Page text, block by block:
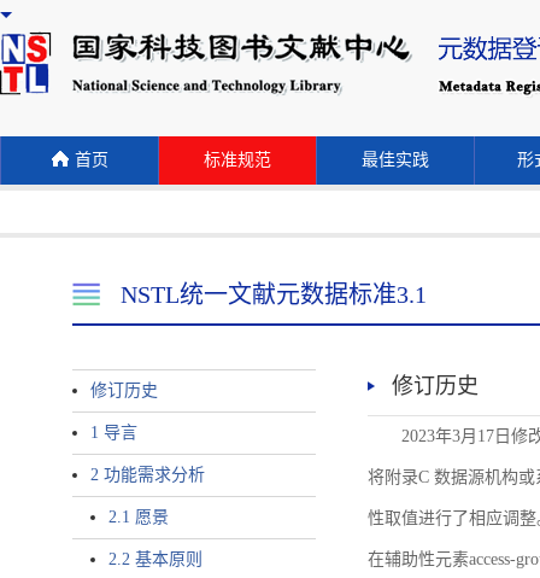
首页 标准规范 最佳实践 形
NSTL统一文献元数据标准3.1
修订历史
1 导言
2 功能需求分析
2.1 愿景
2.2 基本原则
修订历史
2023年3月17日修
将附录C 数据源机构或
性取值进行了相应调整
在辅助性元素access-